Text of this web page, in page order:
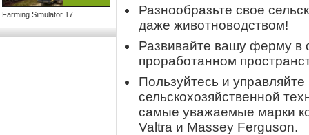
Farming Simulator 17
Разнообразьте свое
даже животноводством!
Развивайте вашу ферму в
проработанном
Пользуйтесь и
сельскохозяйственной
самые уважаемые марки
Valtra и Massey Ferguson.